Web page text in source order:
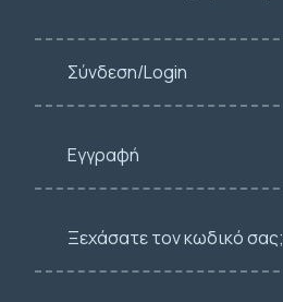
Σύνδεση/Login
Εγγραφή
Ξεχάσατε τον κωδικό σας;